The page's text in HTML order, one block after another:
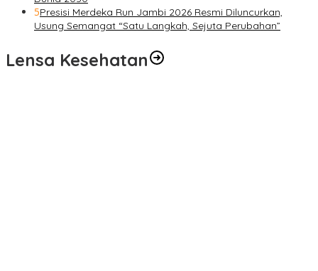
5Presisi Merdeka Run Jambi 2026 Resmi Diluncurkan,
Usung Semangat “Satu Langkah, Sejuta Perubahan”
Lensa Kesehatan